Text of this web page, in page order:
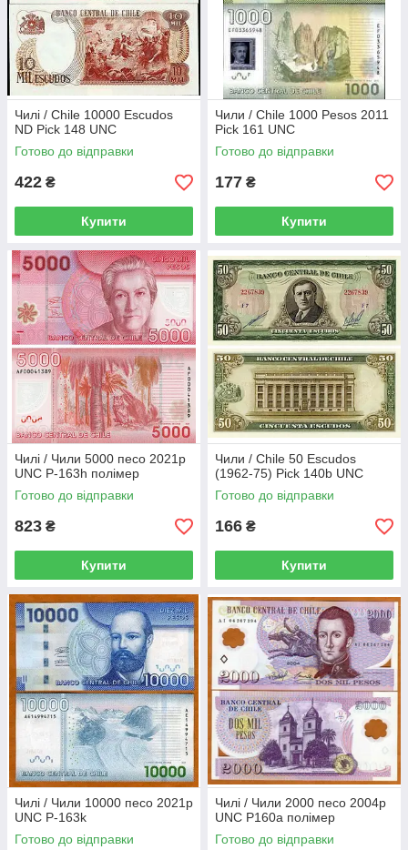
Чилі / Chile 10000 Escudos
ND Pick 148 UNC
Готово до відправки
422 ₴
Купити
Чили / Chile 1000 Pesos 2011
Pick 161 UNC
Готово до відправки
177 ₴
Купити
Чилі / Чили 5000 песо 2021р
UNC Р-163h полімер
Готово до відправки
823 ₴
Купити
Чили / Chile 50 Escudos
(1962-75) Pick 140b UNC
Готово до відправки
166 ₴
Купити
Чилі / Чили 10000 песо 2021р
UNC Р-163k
Готово до відправки
Чилі / Чили 2000 песо 2004р
UNC Р160а полімер
Готово до відправки